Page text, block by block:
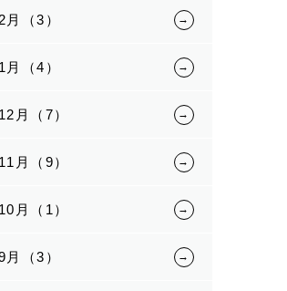
（3）
（4）
月（7）
月（9）
月（1）
（3）